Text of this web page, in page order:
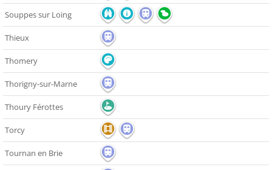
Souppes sur Loing
Thieux
Thomery
Thorigny-sur-Marne
Thoury Férottes
Torcy
Tournan en Brie